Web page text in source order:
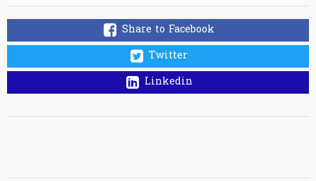
Share to Facebook
Twitter
Linkedin